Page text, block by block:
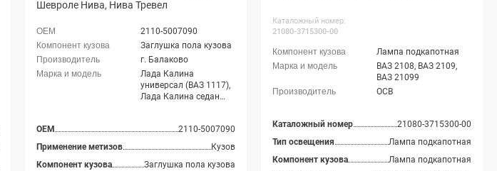
Шевроле Нива, Нива Тревел
2110-5007090
Заглушка пола кузова
г. Балаково
Лада Калина
универсал (ВАЗ 1117),
Лада Калина седан
1119), Лада Калина
Спорт хэтчбек, Лада
Калина-2 хэтчбек (ВАЗ
2192), Лада Калина-2
OEM
2110-5007090
Применение метизов
Кузов
Компонент кузова
Заглушка пола кузова
Каталожный номер:
21080-3715300-00
Лампа подкапотная
ВАЗ 2108, ВАЗ 2109,
ВАЗ 21099
ОСВ
Каталожный номер
21080-3715300-00
Тип освещения
Лампа подкапотная
Компонент кузова
Лампа подкапотная